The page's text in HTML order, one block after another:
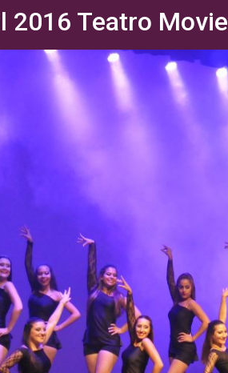
2016 Teatro Movie